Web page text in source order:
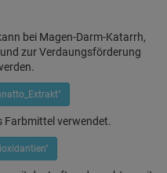
bei Magen-Darm-Katarrh,
zur Verdaungsförderung
verwendet.